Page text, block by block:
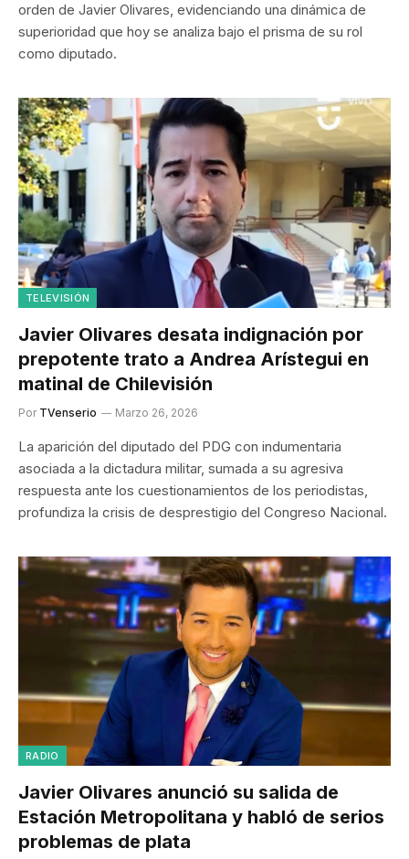
orden de Javier Olivares, evidenciando una dinámica de
superioridad que hoy se analiza bajo el prisma de su rol
como diputado.
TELEVISIÓN
Javier Olivares desata indignación por
prepotente trato a Andrea Arístegui en
matinal de Chilevisión
Por TVenserio Marzo 26, 2026
La aparición del diputado del PDG con indumentaria
asociada a la dictadura militar, sumada a su agresiva
respuesta ante los cuestionamientos de los periodistas,
profundiza la crisis de desprestigio del Congreso Nacional.
RADIO
Javier Olivares anunció su salida de
Estación Metropolitana y habló de serios
problemas de plata